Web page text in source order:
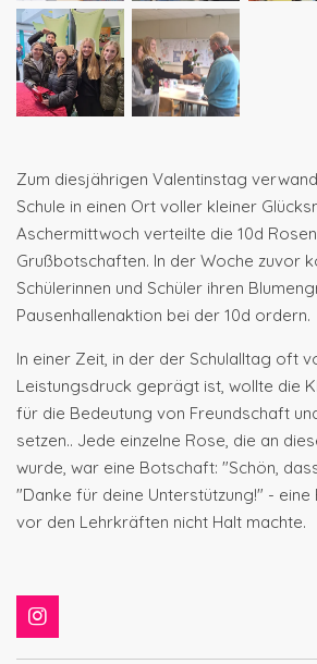
Zum diesjährigen Valentinstag
Schule in einen Ort voller kleiner
Aschermittwoch verteilte die 10d
Grußbotschaften. In der Woche zuvor
Schülerinnen und Schüler ihren
Pausenhallenaktion bei der 10d ordern.
In einer Zeit, in der der Schulalltag oft
Leistungsdruck geprägt ist, wollte die
für die Bedeutung von Freundschaft
setzen.. Jede einzelne Rose, die an
wurde, war eine Botschaft: "Schön,
"Danke für deine Unterstützung!" -
vor den Lehrkräften nicht Halt machte.
I
n